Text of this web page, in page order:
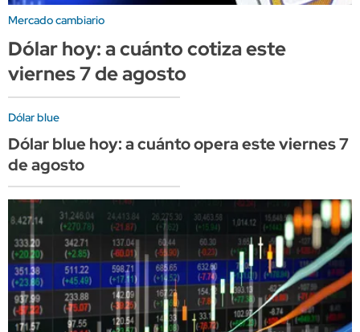
Mercado cambiario
Dólar hoy: a cuánto cotiza este
viernes 7 de agosto
Dólar blue
Dólar blue hoy: a cuánto opera este viernes 7
de agosto